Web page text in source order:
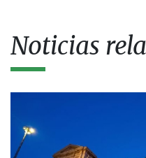
Noticias